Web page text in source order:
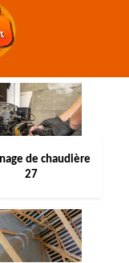
de chaudière
27